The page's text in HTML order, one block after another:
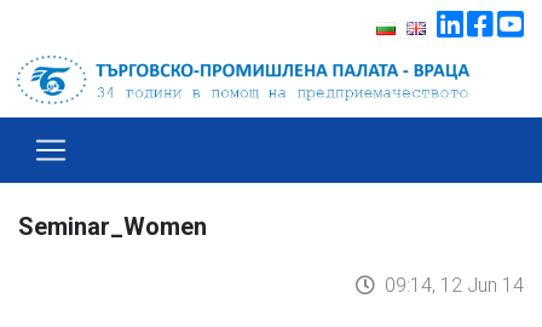
Seminar_Women
09:14, 12 Jun 14